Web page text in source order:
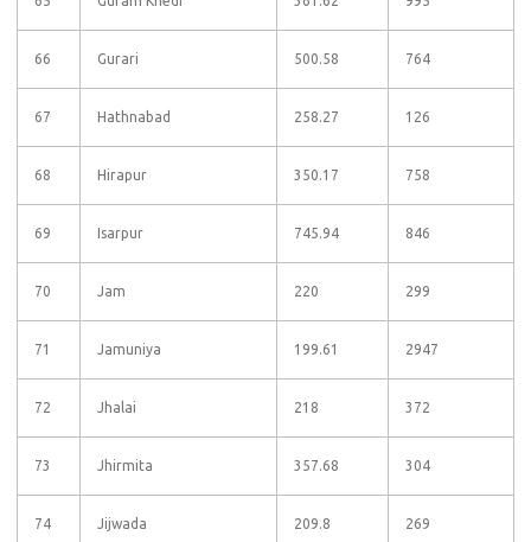
66 Gurari 500.58 764
67 Hathnabad 258.27 126
68 Hirapur 350.17 758
69 Isarpur 745.94 846
70 Jam 220 299
71 Jamuniya 199.61 2947
72 Jhalai 218 372
73 Jhirmita 357.68 304
74 Jijwada 209.8 269